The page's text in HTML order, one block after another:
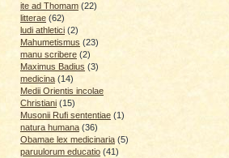
ite ad Thomam (22)
litterae (62)
ludi athletici (2)
Mahumetismus (23)
manu scribere (2)
Maximus Badius (3)
medicina (14)
Medii Orientis incolae
Christiani (15)
Musonii Rufi sententiae (1)
natura humana (36)
Obamae lex medicinaria (5)
paruulorum educatio (41)